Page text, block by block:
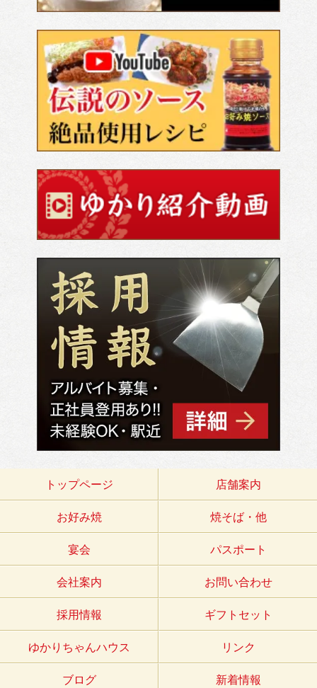
トップページ 店舗案内
お好み焼 焼そば・他
宴会 パスポート
会社案内 お問い合わせ
採用情報 ギフトセット
ゆかりちゃんハウス リンク
ブログ 新着情報